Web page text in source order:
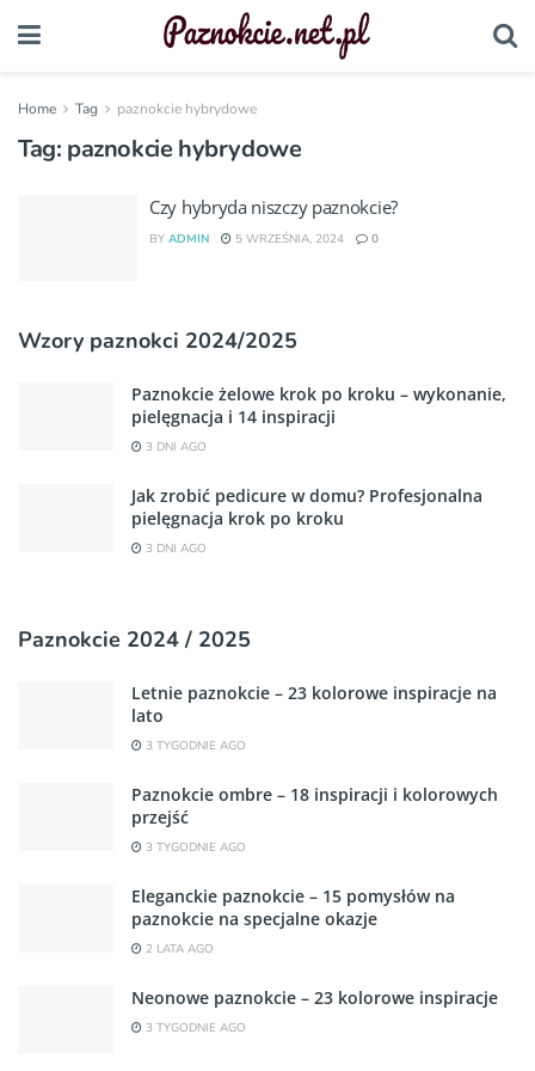
Home Tag paznokcie hybrydowe
Tag: paznokcie hybrydowe
Czy hybryda niszczy paznokcie?
BY ADMIN 5 WRZEŚNIA, 2024 0
Wzory paznokci 2024/2025
Paznokcie żelowe krok po kroku – wykonanie,
pielęgnacja i 14 inspiracji
3 DNI AGO
Jak zrobić pedicure w domu? Profesjonalna
pielęgnacja krok po kroku
3 DNI AGO
Paznokcie 2024 / 2025
Letnie paznokcie – 23 kolorowe inspiracje na
lato
3 TYGODNIE AGO
Paznokcie ombre – 18 inspiracji i kolorowych
przejść
3 TYGODNIE AGO
Eleganckie paznokcie – 15 pomysłów na
paznokcie na specjalne okazje
2 LATA AGO
Neonowe paznokcie – 23 kolorowe inspiracje
3 TYGODNIE AGO